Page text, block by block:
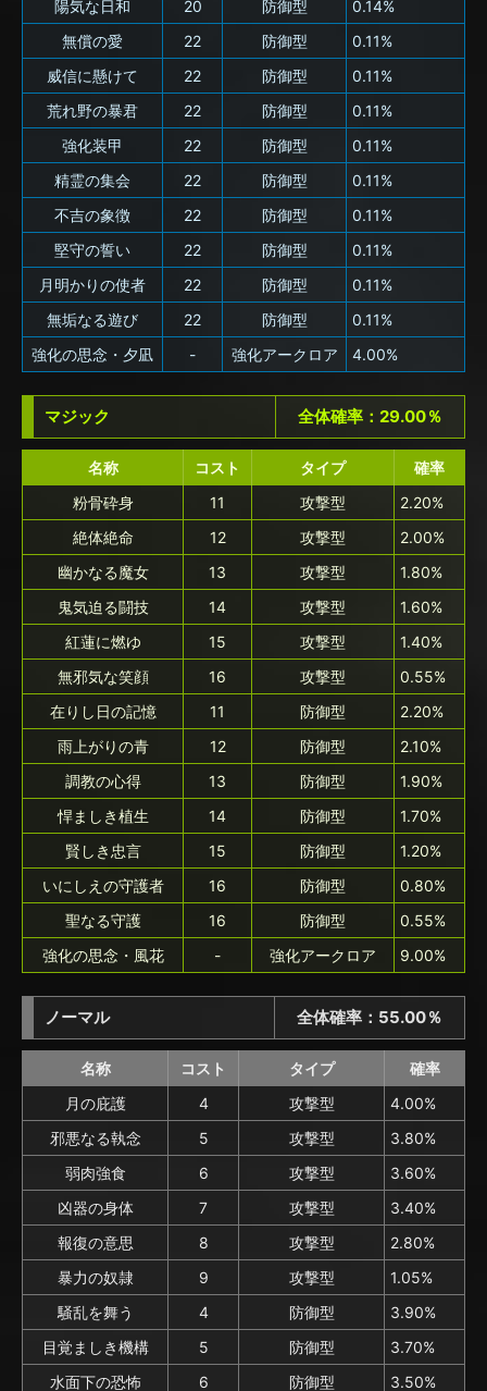
陽気な日和
20 防御型
0.14%
無償の愛
22 防御型
0.11%
威信に懸けて
22 防御型
0.11%
荒れ野の暴君
22 防御型
0.11%
強化装甲
22 防御型
0.11%
精霊の集会
22 防御型
0.11%
不吉の象徴
22 防御型
0.11%
堅守の誓い
22 防御型
0.11%
月明かりの使者
22 防御型
0.11%
無垢なる遊び
22 防御型
0.11%
強化の思念・夕凪
- 強化アークロア 4.00%
マジック 全体確率：29.00％
名称 コスト タイプ
確率
粉骨砕身
11 攻撃型
2.20%
絶体絶命
12 攻撃型
2.00%
幽かなる魔女
13 攻撃型
1.80%
鬼気迫る闘技
14 攻撃型
1.60%
紅蓮に燃ゆ
15 攻撃型
1.40%
無邪気な笑顔
16 攻撃型
0.55%
在りし日の記憶
11 防御型
2.20%
雨上がりの青
12 防御型
2.10%
調教の心得
13 防御型
1.90%
悍ましき植生
14 防御型
1.70%
賢しき忠言
15 防御型
1.20%
いにしえの守護者
16 防御型
0.80%
聖なる守護
16 防御型
0.55%
強化の思念・風花
- 強化アークロア 9.00%
ノーマル 全体確率：55.00％
名称 コスト タイプ
確率
月の庇護
4 攻撃型
4.00%
邪悪なる執念
5 攻撃型
3.80%
弱肉強食
6 攻撃型
3.60%
凶器の身体
7 攻撃型
3.40%
報復の意思
8 攻撃型
2.80%
暴力の奴隷
9 攻撃型
1.05%
騒乱を舞う
4 防御型
3.90%
目覚ましき機構
5 防御型
3.70%
水面下の恐怖
6 防御型 3.50%